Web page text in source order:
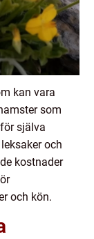
kan vara
som
själva
och
kostnader
och kön.